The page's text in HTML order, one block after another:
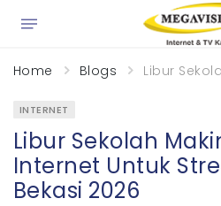
Home Blogs Libur
INTERNET
Libur Sekolah
Internet Untuk
Bekasi 2026